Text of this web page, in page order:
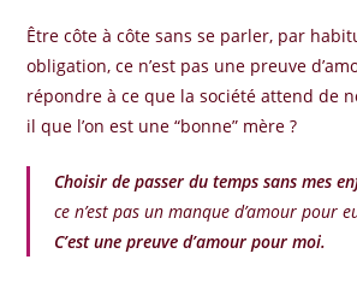
Être côte à côte sans se parler, par
obligation, ce n’est pas une preuve
répondre à ce que la société attend de
il que l’on est une “bonne” mère ?
Choisir de passer du temps sans mes
ce n’est pas un manque d’amour pour
C’est une preuve d’amour pour moi.